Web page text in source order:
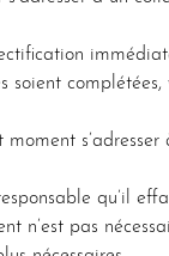
qu’il
n’est pas